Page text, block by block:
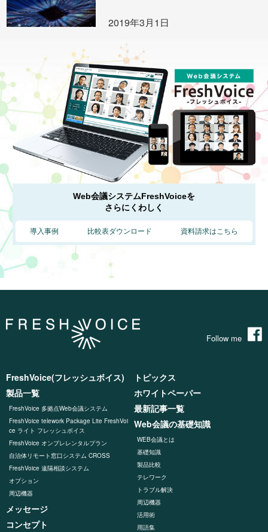
2019年3月1日
Web会議システムFreshVoiceを
さらにくわしく
導入事例 比較表ダウンロード 資料請求はこちら
Follow me
FreshVoice(フレッシュボイス)
製品一覧
FreshVoice 多拠点Web会議システム
FreshVoice telework Package Lite FreshVoi
ce ライト フレッシュボイス
FreshVoice オンプレレンタルプラン
自治体リモート窓口システム CROSS
FreshVoice 遠隔相談システム
オプション
周辺機器
メッセージ
コンセプト
トピックス
ホワイトペーパー
最新記事一覧
Web会議の基礎知識
WEB会議とは
基礎知識
製品比較
テレワーク
トラブル解決
周辺機器
活用術
用語集